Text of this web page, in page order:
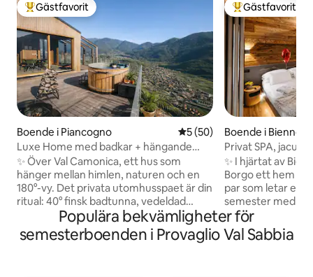
Populär gästfavorit
Gästfavorit
Boende i Piancogno 5 av 5 i genomsnittligt
5 (50)
Luxe Home med badkar + hängande
bastu i bergen
✨ Över Val Camonica, ett hus som
hänger mellan himlen, naturen och en
180°-vy. Det privata utomhusspaet är din
ritual: 40° finsk badtunna, vedeldad
bastu och varm dusch under stjärnorna.
🛏️ King-svit + dubbel mezzanin, 🛋️
Vardagsrum med glasväggar och utsikt
Populär
Gästfavorit
Boende i Bienno
Privat SPA,
Alperna Luxury
✨ I hjärtat av
Borgo ett hem
par som letar
semester med
ved och design
timmars privat
bastu och alpin utsikt. King-
Populära bekvämligheter för
semesterboenden i Provaglio Val Sabbia